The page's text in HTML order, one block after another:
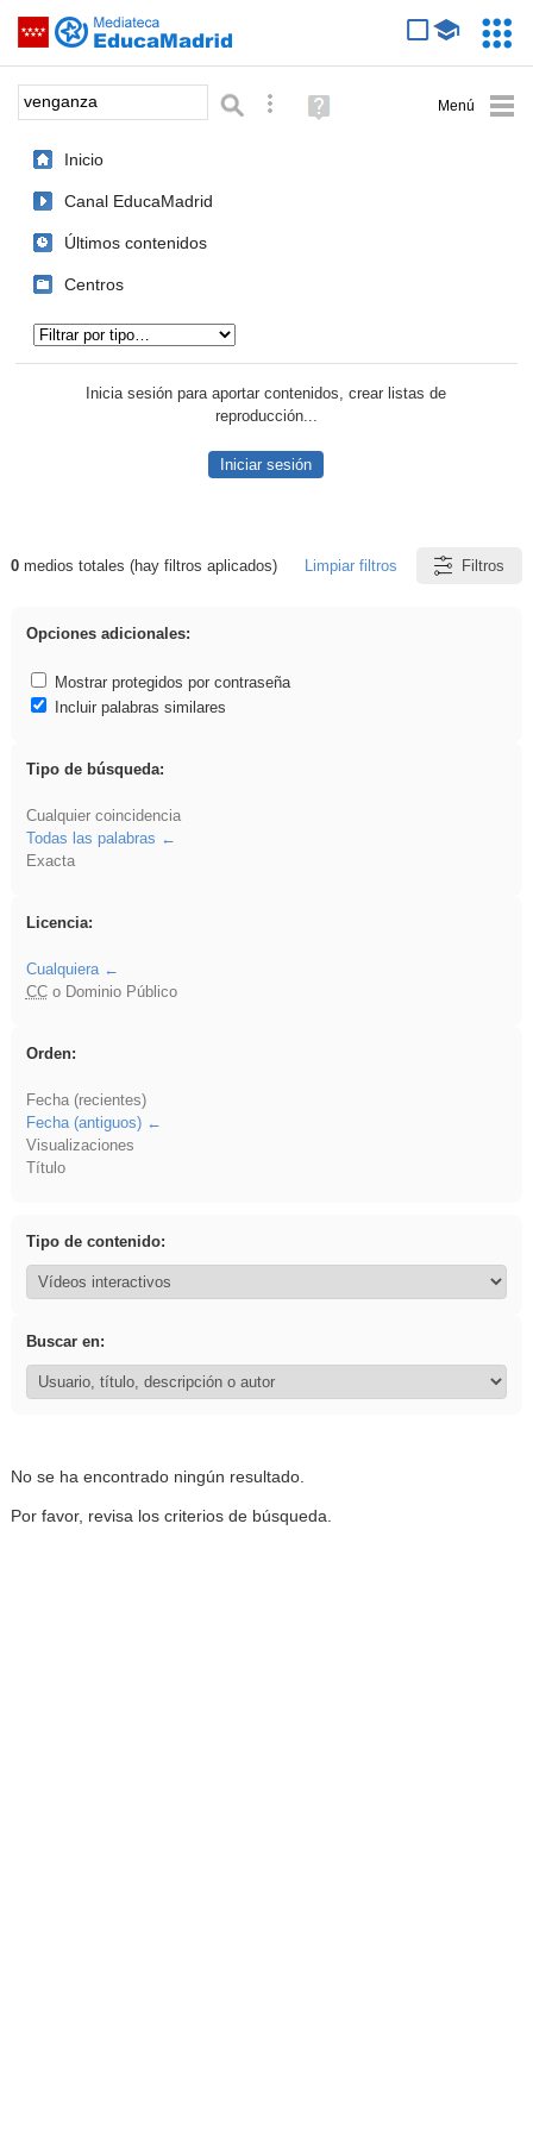
Saltar navegación
Palabra o frase: Búsqueda avanzada
Ayuda
(en
Inicio
Canal EducaMadrid
Últimos contenidos
Centros
Inicia sesión para aportar contenidos, crear listas de
reproducción...
Iniciar sesión
Resultados de: venganza
0medios totales (hay filtros aplicados) Limpiar filtros Filtros
Opciones adicionales:
Mostrar protegidos por contraseña
Incluir palabras similares
Tipo de búsqueda:
Cualquier coincidencia
Todas las palabras
Exacta
Licencia:
Cualquiera
CCo Dominio Público
Orden:
Fecha (recientes)
Fecha (antiguos)
Visualizaciones
Título
Tipo de contenido:
Buscar en:
No se ha encontrado ningún resultado.
Por favor, revisa los criterios de búsqueda.